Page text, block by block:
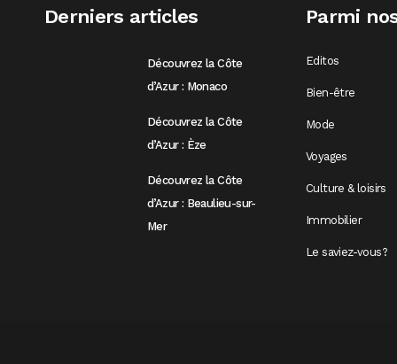
Derniers articles
Découvrez la Côte
d’Azur : Monaco
Découvrez la Côte
d’Azur : Èze
Découvrez la Côte
d’Azur : Beaulieu-sur-
Mer
Parmi
Editos
Bien-être
Mode
Voyages
Culture & loisirs
Immobilier
Le saviez-vous?